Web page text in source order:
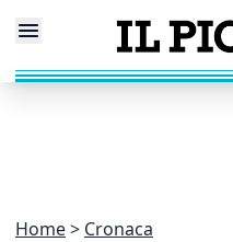
Home Cronaca